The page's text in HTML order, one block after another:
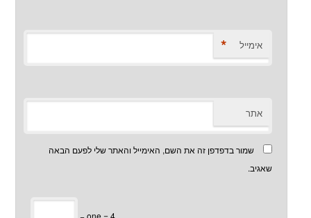
אימייל *
אתר
שמור בדפדפן זה את השם, האימייל והאתר שלי לפעם הבאה
שאגיב.
− one = 4